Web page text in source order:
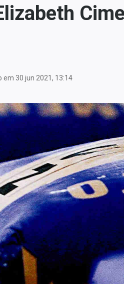
em 30 jun 2021, 13:14